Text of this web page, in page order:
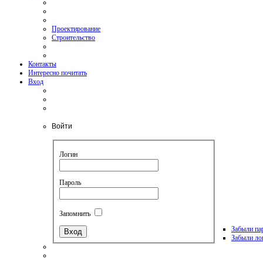
Проектирование
Строительство
Контакты
Интересно почитать
Вход
Войти
Логин
Пароль
Запомнить
Забыли
Забыли